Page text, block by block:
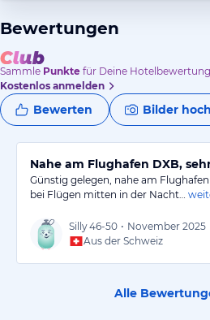
Bewertungen
Sammle Punkte für Deine Hotelbewertung.
Kostenlos anmelden
Bewerten Bilder
Nahe am Flughafen DXB,
Günstig gelegen, nahe am
bei Flügen mitten in der Nacht…
Silly46-50 • November 2025
Aus der Schweiz
Alle